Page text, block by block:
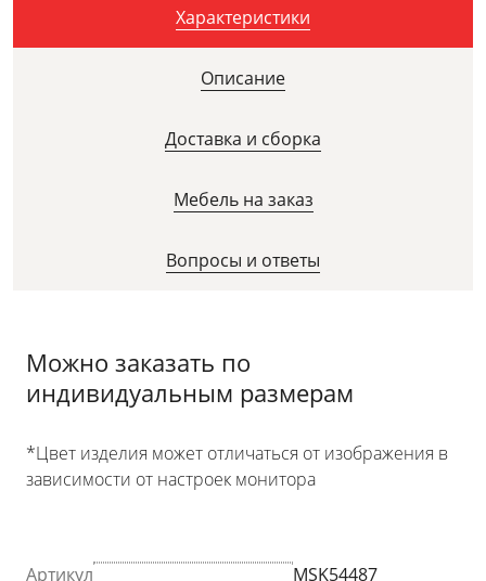
Характеристики
Описание
Доставка и сборка
Мебель на заказ
Вопросы и ответы
Можно заказать по
индивидуальным размерам
*Цвет изделия может отличаться от изображения в
зависимости от настроек монитора
Артикул MSK54487